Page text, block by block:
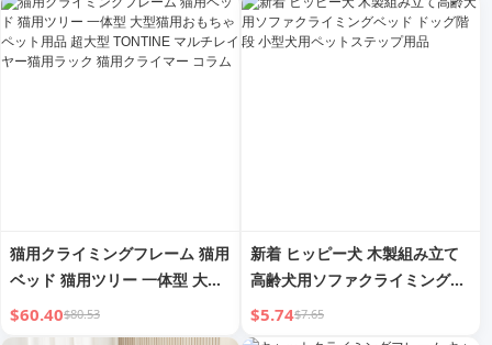
耐摩耗性グローブ
用品 多機能 軽量 クラッチ
猫用クライミングフレーム 猫用
ベッド 猫用ツリー 一体型 大型
猫用おもちゃ ペット用品 超大
型 TONTINE マルチレイヤー猫
$60.40$80.53
新着 ヒッピー犬 木製組み立て
高齢犬用ソファクライミングベ
ッド ドッグ階段 小型犬用ペッ
トステップ用品
$5.74$7.65